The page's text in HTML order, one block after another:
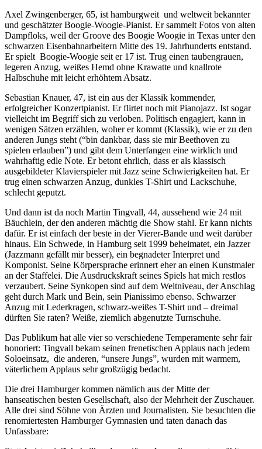
Axel Zwingenberger, 65, ist hamburgweit und weltweit bekannter
und geschätzter Boogie-Woogie-Pianist. Er sammelt Fotos von alten
Dampfloks, weil der Groove des Boogie Woogie in Texas unter den
schwarzen Eisenbahnarbeitern Mitte des 19. Jahrhunderts entstand.
Er spielt Boogie-Woogie seit er 17 ist. Trug einen taubengrauen,
legeren Anzug, weißes Hemd ohne Krawatte und knallrote
Halbschuhe mit leicht erhöhtem Absatz.
Sebastian Knauer, 47, ist ein aus der Klassik kommender,
erfolgreicher Konzertpianist. Er flirtet noch mit Pianojazz. Ist sogar
vielleicht im Begriff sich zu verloben. Politisch engagiert, kann in
wenigen Sätzen erzählen, woher er kommt (Klassik), wie er zu den
anderen Jungs steht (“bin dankbar, dass sie mir Beethoven zu
spielen erlauben”) und gibt dem Unterfangen eine wirklich und
wahrhaftig edle Note. Er betont ehrlich, dass er als klassisch
ausgebildeter Klavierspieler mit Jazz seine Schwierigkeiten hat. Er
trug einen schwarzen Anzug, dunkles T-Shirt und Lackschuhe,
schlecht geputzt.
Und dann ist da noch Martin Tingvall, 44, aussehend wie 24 mit
Bäuchlein, der den anderen mächtig die Show stahl. Er kann nichts
dafür. Er ist einfach der beste in der Vierer-Bande und weit darüber
hinaus. Ein Schwede, in Hamburg seit 1999 beheimatet, ein Jazzer
(Jazzmann gefällt mir besser), ein begnadeter Interpret und
Komponist. Seine Körpersprache erinnert eher an einen Kunstmaler
an der Staffelei. Die Ausdruckskraft seines Spiels hat mich restlos
verzaubert. Seine Synkopen sind auf dem Weltniveau, der Anschlag
geht durch Mark und Bein, sein Pianissimo ebenso. Schwarzer
Anzug mit Lederkragen, schwarz-weißes T-Shirt und – dreimal
dürften Sie raten? Weiße, ziemlich abgenutzte Turnschuhe.
Das Publikum hat alle vier so verschiedene Temperamente sehr fair
honoriert: Tingvall bekam seinen frenetischen Applaus nach jedem
Soloeinsatz, die anderen, “unsere Jungs”, wurden mit warmem,
väterlichem Applaus sehr großzügig bedacht.
Die drei Hamburger kommen nämlich aus der Mitte der
hanseatischen besten Gesellschaft, also der Mehrheit der Zuschauer.
Alle drei sind Söhne von Ärzten und Journalisten. Sie besuchten die
renomiertesten Hamburger Gymnasien und taten danach das
Unfassbare: